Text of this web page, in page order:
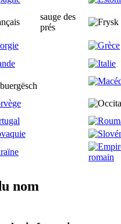
sauge des
prés
nom